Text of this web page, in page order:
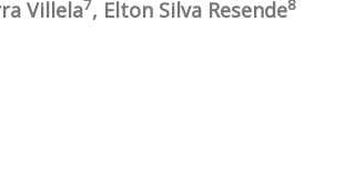
Villela7, Elton Silva Resende8